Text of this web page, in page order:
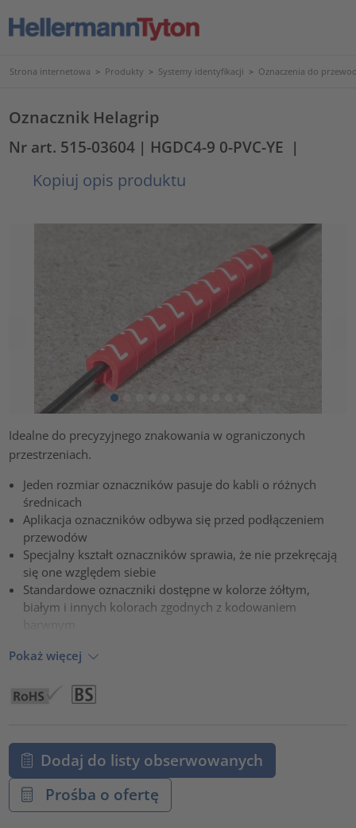
Strona internetowa > Produkty > Systemy identyfikacji > Oznaczenia do
Oznacznik Helagrip
Nr art. 515-03604 | HGDC4-9 0-PVC-YE |
Kopiuj opis produktu
Idealne do precyzyjnego znakowania w ograniczonych
przestrzeniach.
Jeden rozmiar oznaczników pasuje do kabli o różnych
średnicach
Aplikacja oznaczników odbywa się przed podłączeniem
przewodów
Specjalny kształt oznaczników sprawia, że nie przekręcają
się one względem siebie
Standardowe oznaczniki dostępne w kolorze żółtym,
białym i innych kolorach zgodnych z kodowaniem
Pokaż więcej
Dodaj do listy obserwowanych
Prośba o ofertę